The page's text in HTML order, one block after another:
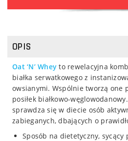
OPIS
Oat ‘N’ Wheyto rewelacyjna
białka serwatkowego z
owsianymi. Wspólnie tworzą one
posiłek białkowo-
sprawdza się w diecie osób
zabieganych, dbających o
Sposób na dietetyczny,